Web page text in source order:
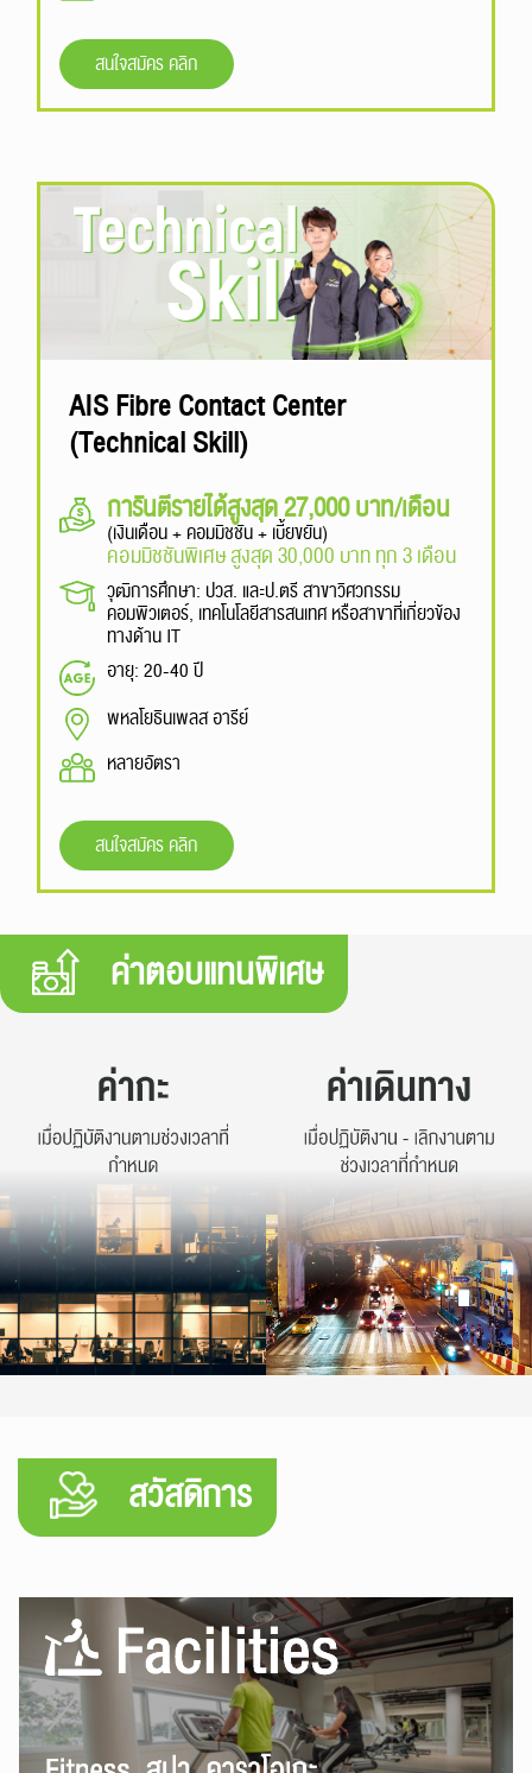
สนใจสมัคร คลิก
AIS Fibre Contact Center
(Technical Skill)
การันตีรายได้สูงสุด 27,000 บาท/เดือน
(เงินเดือน + คอมมิชชัน + เบี้ยขยัน)
คอมมิชชันพิเศษ สูงสุด 30,000 บาท ทุก 3 เดือน
วุฒิการศึกษา: ปวส. และป.ตรี สาขาวิศวกรรม
คอมพิวเตอร์, เทคโนโลยีสารสนเทศ หรือสาขาที่เกี่ยวข้อง
ทางด้าน IT
อายุ: 20-40 ปี
พหลโยธินเพลส อารีย์
หลายอัตรา
สนใจสมัคร คลิก
ค่าตอบแทนพิเศษ
สวัสดิการ